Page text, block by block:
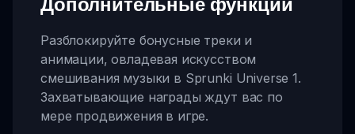
Разблокируйте бонусные треки и
анимации, овладевая искусством
смешивания музыки в Sprunki Universe 1.
Захватывающие награды ждут вас по
мере продвижения в игре.